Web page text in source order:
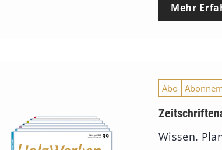
Mehr
Abo
Wissen.